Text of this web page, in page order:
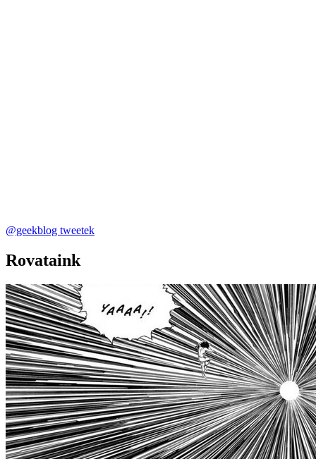
@geekblog tweetek
Rovataink